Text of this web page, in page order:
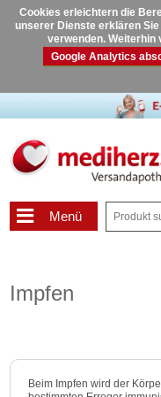
Cookies erleichtern die
unserer Dienste erklären
verwenden. Weiterhin
Google Analytics
Menü
Impfen
Beim Impfen wird der